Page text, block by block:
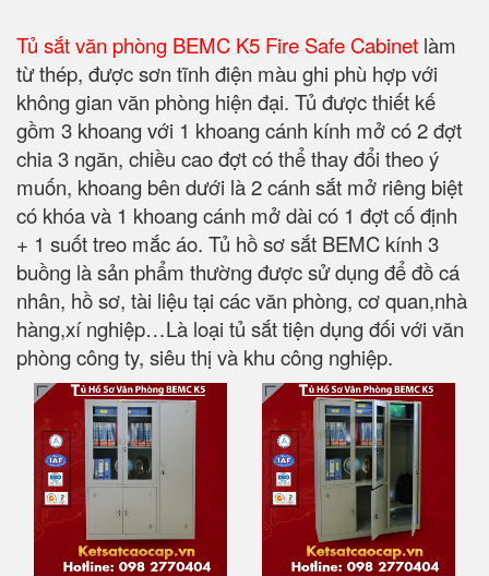
Tủ sắt văn phòng BEMC K5 Fire Safe Cabinet làm
từ thép, được sơn tĩnh điện màu ghi phù hợp với
không gian văn phòng hiện đại. Tủ được thiết kế
gồm 3 khoang với 1 khoang cánh kính mở có 2 đợt
chia 3 ngăn, chiều cao đợt có thể thay đổi theo ý
muốn, khoang bên dưới là 2 cánh sắt mở riêng biệt
có khóa và 1 khoang cánh mở dài có 1 đợt cố định
+ 1 suốt treo mắc áo. Tủ hồ sơ sắt BEMC kính 3
buồng là sản phẩm thường được sử dụng để đồ cá
nhân, hồ sơ, tài liệu tại các văn phòng, cơ quan,nhà
hàng,xí nghiệp…Là loại tủ sắt tiện dụng đối với văn
phòng công ty, siêu thị và khu công nghiệp.